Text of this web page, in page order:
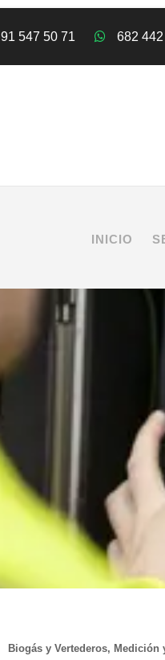
91 547 50 71 682
INICIO
Biogás y Vertederos, Medición